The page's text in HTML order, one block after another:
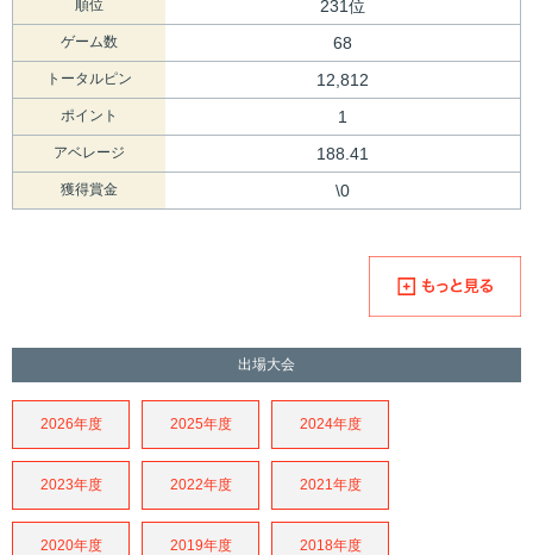
順位 231位
ゲーム数 68
トータルピン 12,812
ポイント 1
アベレージ 188.41
獲得賞金 \0
出場大会
2026年度 2025年度 2024年度
2023年度 2022年度 2021年度
2020年度 2019年度 2018年度